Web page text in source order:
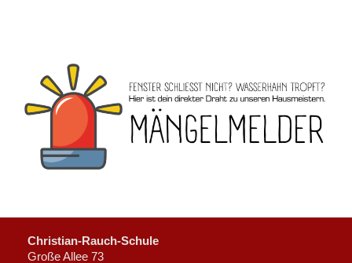
Christian-Rauch-Schule
Große Allee 73